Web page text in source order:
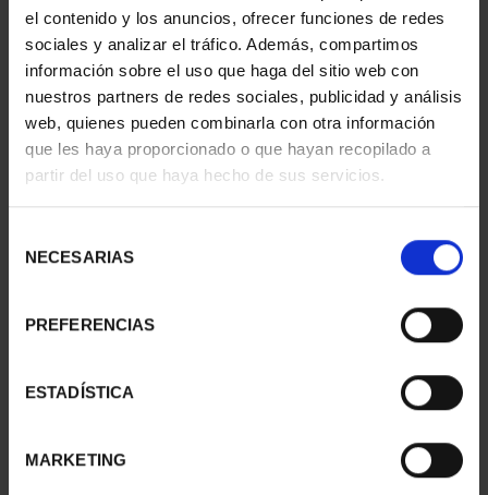
el contenido y los anuncios, ofrecer funciones de redes
sociales y analizar el tráfico. Además, compartimos
información sobre el uso que haga del sitio web con
nuestros partners de redes sociales, publicidad y análisis
web, quienes pueden combinarla con otra información
que les haya proporcionado o que hayan recopilado a
partir del uso que haya hecho de sus servicios.
NECESARIAS
PREFERENCIAS
ESTADÍSTICA
MARKETING
INQUEBRANTABLE'
AGUAFUERTE 'LA
CONQUISTA Y SUS